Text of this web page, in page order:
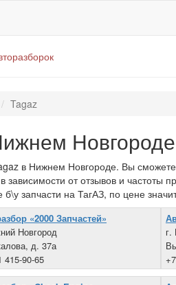
Tagaz
Новгороде
в Нижнем Новгороде. Вы
зависимости от отзывов и частоты
б\у запчасти на ТагАЗ, по цене
«2000 Запчастей»
Новгород
д. 37а
415-90-65
г.